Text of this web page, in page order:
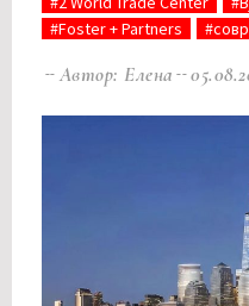
#Foster + Partners
Автор: Елена